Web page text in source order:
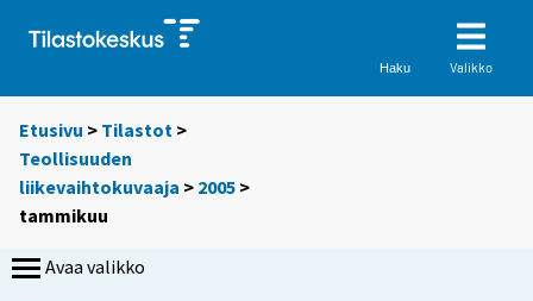
Haku Valikko
Etusivu > Tilastot >
Teollisuuden
liikevaihtokuvaaja > 2005 >
tammikuu
Avaa valikko